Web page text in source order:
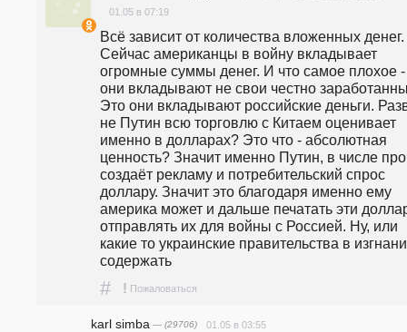
01.05 в 07:19
Всё зависит от количества вложенных денег.
Сейчас американцы в войну вкладывает
огромные суммы денег. И что самое плохое -
они вкладывают не свои честно
Это они вкладывают российские деньги.
не Путин всю торговлю с Китаем оценивает
именно в долларах? Это что - абсолютная
ценность? Значит именно Путин, в числе
создаёт рекламу и потребительский спрос
доллару. Значит это благодаря именно ему
америка может и дальше печатать эти
отправлять их для войны с Россией. Ну, или
какие то украинские правительства в
содержать
# ! Пожаловаться
karl simba — (29706) 01.05 в 03:55